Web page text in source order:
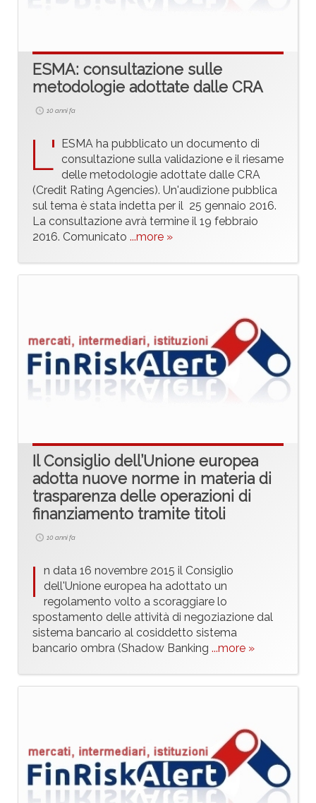
ESMA: consultazione sulle
metodologie adottate dalle CRA
10 anni fa
L' ESMA ha pubblicato un documento di
consultazione sulla validazione e il riesame
delle metodologie adottate dalle CRA
(Credit Rating Agencies). Un'audizione pubblica
sul tema è stata indetta per il 25 gennaio 2016.
La consultazione avrà termine il 19 febbraio
2016. Comunicato ...more »
Il Consiglio dell’Unione europea
adotta nuove norme in materia di
trasparenza delle operazioni di
finanziamento tramite titoli
10 anni fa
I
n data 16 novembre 2015 il Consiglio
dell'Unione europea ha adottato un
regolamento volto a scoraggiare lo
spostamento delle attività di negoziazione dal
sistema bancario al cosiddetto sistema
bancario ombra (Shadow Banking ...more »